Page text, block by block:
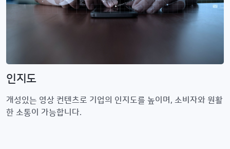
인지도
개성있는 영상 컨텐츠로 기업의 인지도를 높이며, 소비자와 원활
한 소통이 가능합니다.